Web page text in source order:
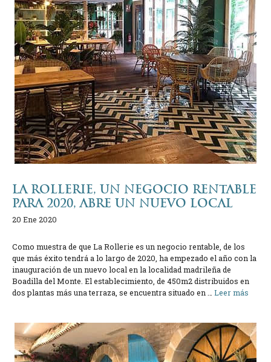
LA ROLLERIE, UN NEGOCIO RENTABLE
PARA 2020, ABRE UN NUEVO LOCAL
20 Ene 2020
Como muestra de que La Rollerie es un negocio rentable, de los
que más éxito tendrá a lo largo de 2020, ha empezado el año con la
inauguración de un nuevo local en la localidad madrileña de
Boadilla del Monte. El establecimiento, de 450m2 distribuidos en
dos plantas más una terraza, se encuentra situado en … Leer más